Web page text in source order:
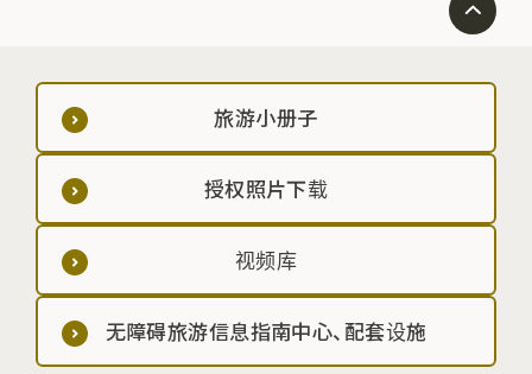
旅游小册子
授权照片下载
视频库
无障碍旅游信息指南中心、配套设施